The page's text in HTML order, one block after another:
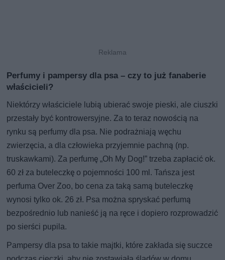
Perfumy i pampersy dla psa – czy to już fanaberie
właścicieli?
Niektórzy właściciele lubią ubierać swoje pieski, ale ciuszki
przestały być kontrowersyjne. Za to teraz nowością na
rynku są perfumy dla psa. Nie podrażniają węchu
zwierzęcia, a dla człowieka przyjemnie pachną (np.
truskawkami). Za perfumę „Oh My Dog!” trzeba zapłacić ok.
60 zł za buteleczkę o pojemności 100 ml. Tańsza jest
perfuma Over Zoo, bo cena za taką samą buteleczkę
wynosi tylko ok. 26 zł. Psa można spryskać perfumą
bezpośrednio lub nanieść ją na ręce i dopiero rozprowadzić
po sierści pupila.
Pampersy dla psa to takie majtki, które zakłada się suczce